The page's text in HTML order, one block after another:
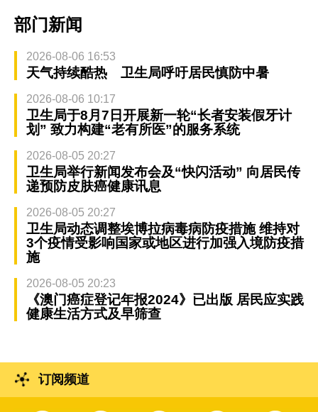
部门新闻
2026-08-06 16:53
天气持续酷热 卫生局呼吁居民慎防中暑
2026-08-06 10:17
卫生局于8月7日开展新一轮“长者安装假牙计
划” 致力构建“老有所医”的服务系统
2026-08-05 20:27
卫生局举行新闻发布会及“快闪活动” 向居民传
递预防皮肤癌健康讯息
2026-08-05 20:27
卫生局动态调整埃博拉病毒病防疫措施 维持对
3个疫情受影响国家或地区进行加强入境防疫措
施
2026-08-05 20:23
《澳门癌症登记年报2024》已出版 居民应实践
健康生活方式及早筛查
订阅频道